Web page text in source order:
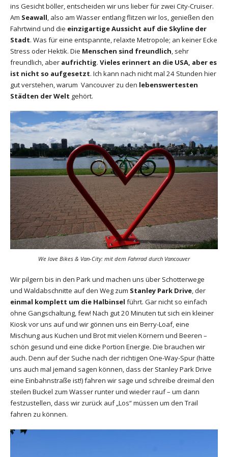
ins Gesicht böller, entscheiden wir uns lieber für zwei City-Cruiser.
Am Seawall , also am Wasser entlang flitzen wir los, genießen den
Fahrtwind und die einzigartige Aussicht auf die Skyline der
Stadt. Was für eine entspannte, relaxte Metropole; an keiner Ecke
Stress oder Hektik. Die Menschen sind freundlich , sehr
freundlich, aber aufrichtig. Vieles erinnert an die USA, aber es
ist nicht so aufgesetzt. Ich kann nach nicht mal 24 Stunden hier
gut verstehen, warum Vancouver zu den lebenswertesten
Städten der Welt gehört.
We love Bikes & Van-City: mit dem Fahrrad durch Vancouver
Wir pilgern bis in den Park und machen uns über Schotterwege
und Waldabschnitte auf den Weg zum Stanley Park Drive, der
einmal komplett um die Halbinsel führt. Gar nicht so einfach
ohne Gangschaltung, few! Nach gut 20 Minuten tut sich ein kleiner
Kiosk vor uns auf und wir gönnen uns ein Berry-Loaf, eine
Mischung aus Kuchen und Brot mit vielen Körnern und Beeren –
schön gesund und eine dicke Portion Energie. Die brauchen wir
auch. Denn auf der Suche nach der richtigen One-Way-Spur (hätte
uns auch mal jemand sagen können, dass der Stanley Park Drive
eine Einbahnstraße ist!) fahren wir sage und schreibe dreimal den
steilen Buckel zum Wasser runter und wieder rauf – um dann
festzustellen, dass wir zurück auf „Los“ müssen um den Trail
fahren zu können.